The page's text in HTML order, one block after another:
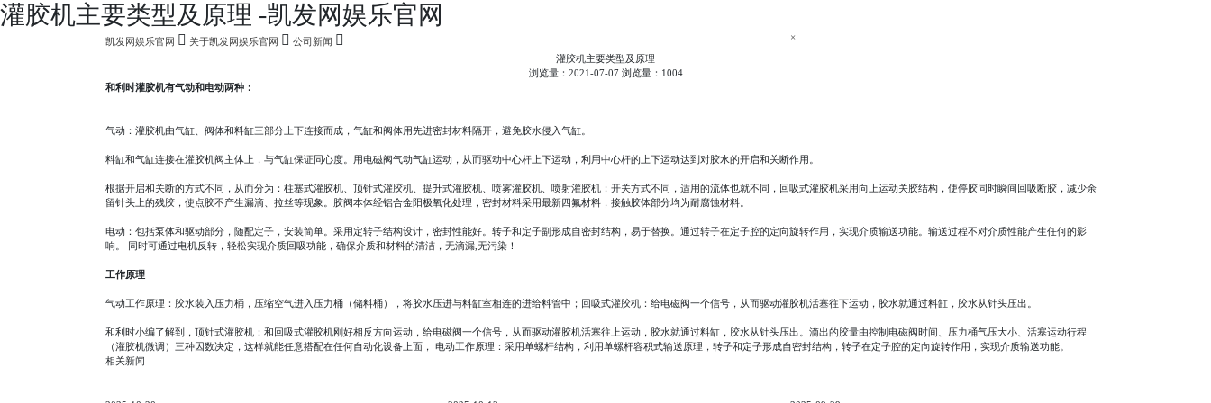
灌胶机主要类型及原理 -凯发网娱乐官网
凯发网娱乐官网 关于凯发网娱乐官网 公司新闻
×
灌胶机主要类型及原理
浏览量：2021-07-07 浏览量：1004
和利时灌胶机有气动和电动两种：
气动：灌胶机由气缸、阀体和料缸三部分上下连接而成，气缸和阀体用先进密封材料隔开，避免胶水侵入气缸。
料缸和气缸连接在灌胶机阀主体上，与气缸保证同心度。用电磁阀气动气缸运动，从而驱动中心杆上下运动，利用中心杆的上下运动达到对胶水的开启和关断作用。
根据开启和关断的方式不同，从而分为：柱塞式灌胶机、顶针式灌胶机、提升式灌胶机、喷雾灌胶机、喷射灌胶机；开关方式不同，适用的流体也就不同，回吸式灌胶机采用向上运动关胶结构，使停胶同时瞬间回吸断胶，减少余
留针头上的残胶，使点胶不产生漏滴、拉丝等现象。胶阀本体经铝合金阳极氧化处理，密封材料采用最新四氟材料，接触胶体部分均为耐腐蚀材料。
电动：包括泵体和驱动部分，随配定子，安装简单。采用定转子结构设计，密封性能好。转子和定子副形成自密封结构，易于替换。通过转子在定子腔的定向旋转作用，实现介质输送功能。输送过程不对介质性能产生任何的影
响。 同时可通过电机反转，轻松实现介质回吸功能，确保介质和材料的清洁，无滴漏,无污染！
工作原理
气动工作原理：胶水装入压力桶，压缩空气进入压力桶（储料桶），将胶水压进与料缸室相连的进给料管中；回吸式灌胶机：给电磁阀一个信号，从而驱动灌胶机活塞往下运动，胶水就通过料缸，胶水从针头压出。
和利时小编了解到，顶针式灌胶机：和回吸式灌胶机刚好相反方向运动，给电磁阀一个信号，从而驱动灌胶机活塞往上运动，胶水就通过料缸，胶水从针头压出。滴出的胶量由控制电磁阀时间、压力桶气压大小、活塞运动行程
（灌胶机微调）三种因数决定，这样就能任意搭配在任何自动化设备上面， 电动工作原理：采用单螺杆结构，利用单螺杆容积式输送原理，转子和定子形成自密封结构，转子在定子腔的定向旋转作用，实现介质输送功能。
相关新闻